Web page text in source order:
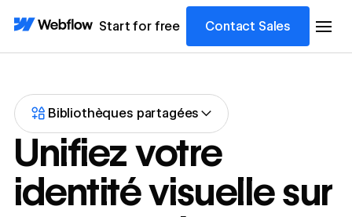
Start for free Contact Sales
Bibliothèques partagées
Unifiez votre
identité visuelle sur